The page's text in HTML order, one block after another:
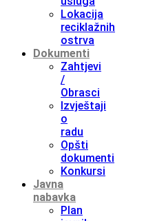
Lokacija
reciklažnih
ostrva
Dokumenti
Zahtjevi
/
Obrasci
Izvještaji
o
radu
Opšti
dokumenti
Konkursi
Javna
nabavka
Plan